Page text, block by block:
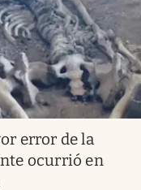
error de la
ocurrió en